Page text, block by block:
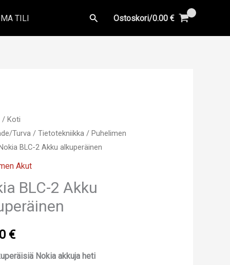
TILI Hae Ostoskori/0.00 €
/ Koti
Turva /Tietotekniikka / Puhelimen
BLC-2 Akku alkuperäinen
Akut
BLC-2 Akku
€
Nokia akkuja heti